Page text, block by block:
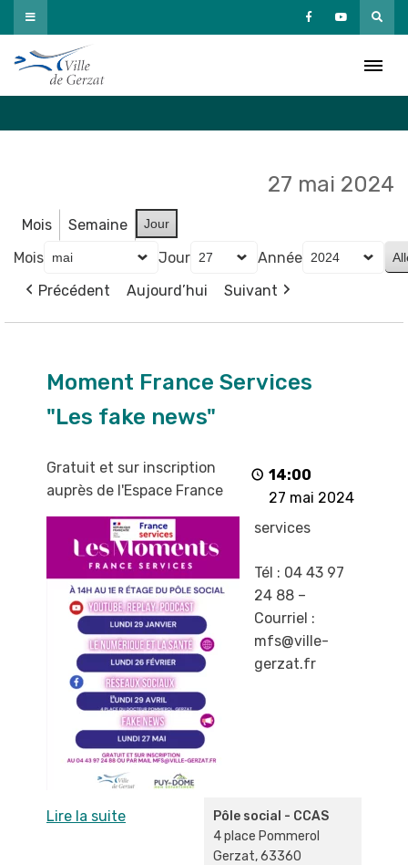
Passer
au
contenu
27 mai 2024
Mois Semaine Jour
Mois Jour
Année
Précédent
Aujourd’hui Suivant
France
Services
"Les
news"
Moment France Services
"Les fake news"
14:00
27 mai 2024
Gratuit et sur inscription
auprès de l'Espace France
services
Tél : 04 43 97
24 88 –
Courriel :
mfs@ville-
gerzat.fr
Pôle social - CCAS
4 place Pommerol
Gerzat,63360
Lire la suite